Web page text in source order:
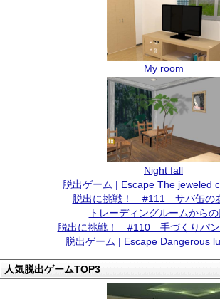
My room
Night fall
脱出ゲーム | Escape The jeweled
脱出に挑戦！ #111 サバ缶の
トレーディングルームからの
脱出に挑戦！ #110 手づくりパン
脱出ゲーム | Escape Dangerous
人気脱出ゲームTOP3